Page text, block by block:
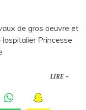
de gros oeuvre et
Princesse
LIRE +